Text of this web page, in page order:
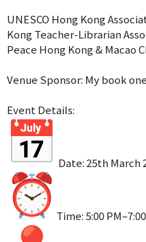
UNESCO Hong Kong
Kong Teacher-Librarian
Peace Hong Kong & Macao
Venue Sponsor: My book
Event Details:
Date: 25th March
Time: 5:00